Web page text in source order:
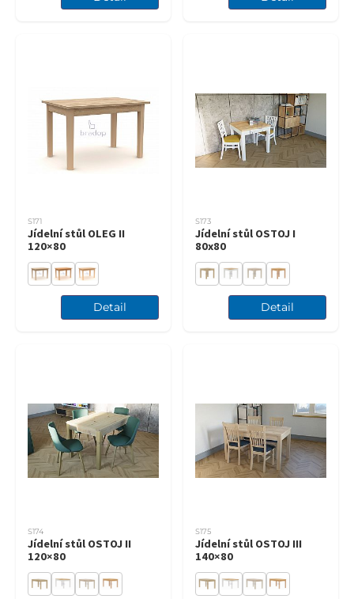
S171
Jídelní stůl OLEG II
120×80
Detail
S173
Jídelní stůl OSTOJ I
80x80
Detail
S174
Jídelní stůl OSTOJ II
120×80
S175
Jídelní stůl OSTOJ III
140×80